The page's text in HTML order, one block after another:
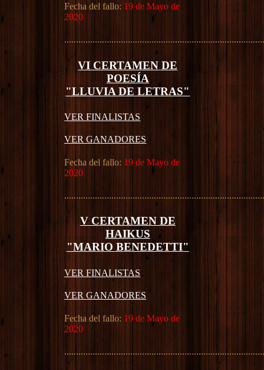
Fecha del fallo: 19 de Mayo de
2020
VI CERTAMEN DE
POESÍA
"LLUVIA DE LETRAS"
VER FINALISTAS
VER GANADORES
Fecha del fallo: 19 de Mayo de
2020
V CERTAMEN DE
HAIKUS
"MARIO BENEDETTI"
VER FINALISTAS
VER GANADORES
Fecha del fallo: 19 de Mayo de
2020